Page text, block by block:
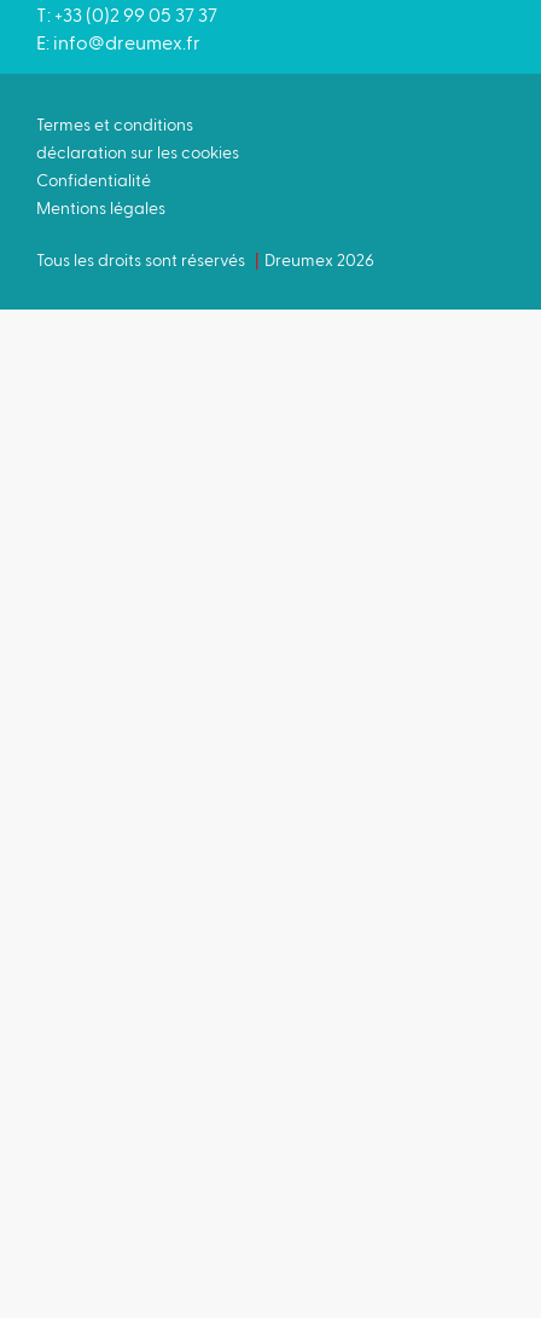
T: +33 (0)2 99 05 37 37
E: info@dreumex.fr
Termes et conditions
déclaration sur les cookies
Confidentialité
Mentions légales
Tous les droits sont réservés Dreumex 2026